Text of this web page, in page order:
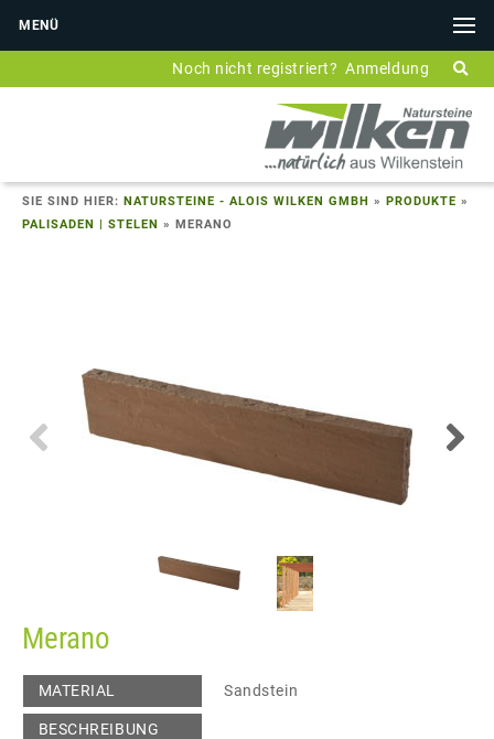
MENÜ
Anmeldung
Noch nicht registriert?
SIE SIND HIER: NATURSTEINE - ALOIS WILKEN GMBH » PRODUKTE »
PALISADEN | STELEN » MERANO
Merano
MATERIAL Sandstein
BESCHREIBUNG